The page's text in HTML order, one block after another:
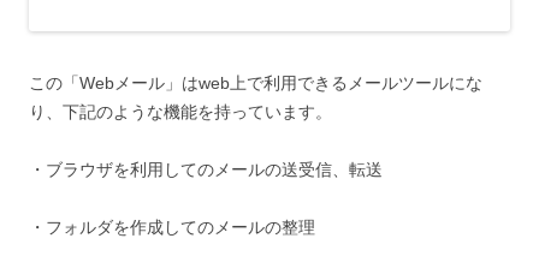
この「Webメール」はweb上で利用できるメールツールにな
り、下記のような機能を持っています。
・ブラウザを利用してのメールの送受信、転送
・フォルダを作成してのメールの整理